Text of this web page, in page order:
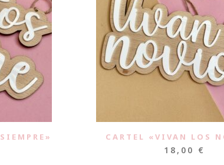
CARTEL «VIVAN LOS
18,00 €